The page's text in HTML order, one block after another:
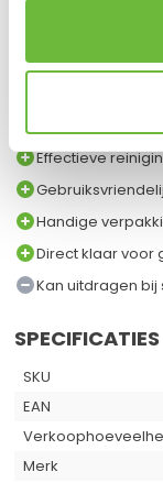
Effectieve
Handige
Direct klaar voor
Kan uitdragen bij
SPECIFICATIES
SKU
EAN
Merk
iedereen die werkt
aan de